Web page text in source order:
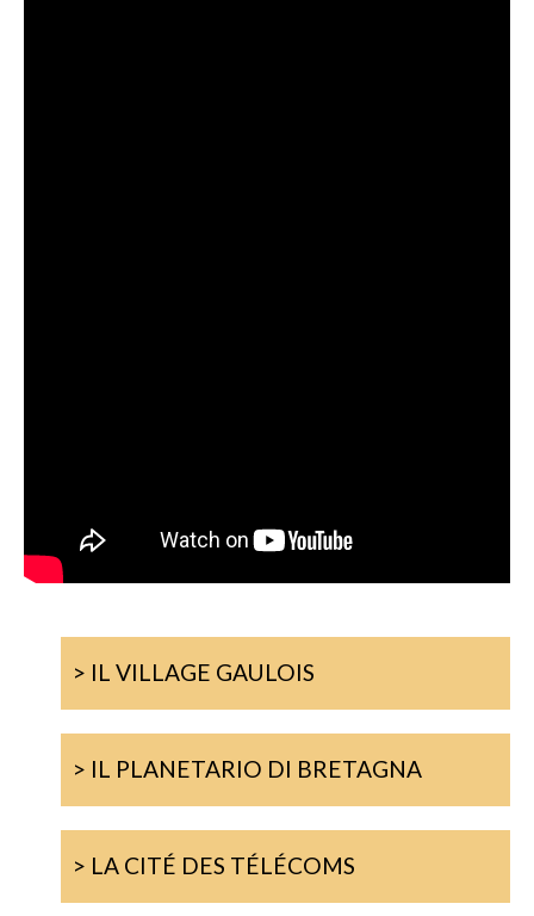
> IL VILLAGE GAULOIS
> IL PLANETARIO DI BRETAGNA
> LA CITÉ DES TÉLÉCOMS